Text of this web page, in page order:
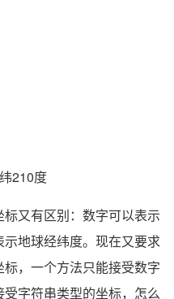
210度
又有区别：数字可以表示
地球经纬度。现在又要求
，一个方法只能接受数字
字符串类型的坐标，怎么